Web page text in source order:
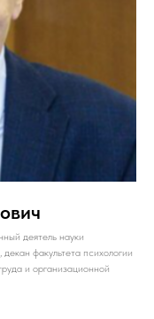
деятель науки
факультета психологии
и организационной